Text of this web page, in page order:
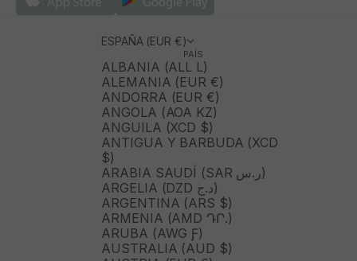
ESPAÑA (EUR €)
PAÍS
ALBANIA (ALL L)
ALEMANIA (EUR €)
ANDORRA (EUR €)
ANGOLA (AOA KZ)
ANGUILA (XCD $)
ANTIGUA Y BARBUDA (XCD
$)
ARABIA SAUDÍ (SAR ر.س)
ARGELIA (DZD د.ج)
ARGENTINA (ARS $)
ARMENIA (AMD ԴՐ.)
ARUBA (AWG Ƒ)
AUSTRALIA (AUD $)